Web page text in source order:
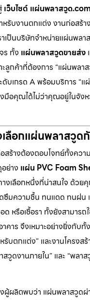
เว็บไซต์ แผ่นพลาสวูด.com
รับงานตกแต่ง งานก่อสร้า
าเป็นบริษัทจำหน่ายแผ่นพลา
ร ทั้ง แผ่นพลาสวูดขายส่ง
ะลูกค้าที่ต้องการ “แผ่นพลา
บเกรด A พร้อมบริการ “แ
มือคุณได้ไม่ว่าคุณอยู่ในจัง
ลือกแผ่นพลาสวูดกั
สร้างต้องตอบโจทย์ทั้งควา
ย่าง แผ่น PVC Foam
างเลือกหนึ่งที่น่าสนใจ ด้ว
ซึมความชื้น ทนแดด ทนฝน
ด หรือเชื้อรา ทั้งยังสามารถ
คาร จึงเหมาะอย่างยิ่งกับ
บตกแต่ง” และงานโครงสร้
สวูดงานภายใน” และ “พลา
ผู้ผลิตพบว่า แผ่นพลาสวูดผ่